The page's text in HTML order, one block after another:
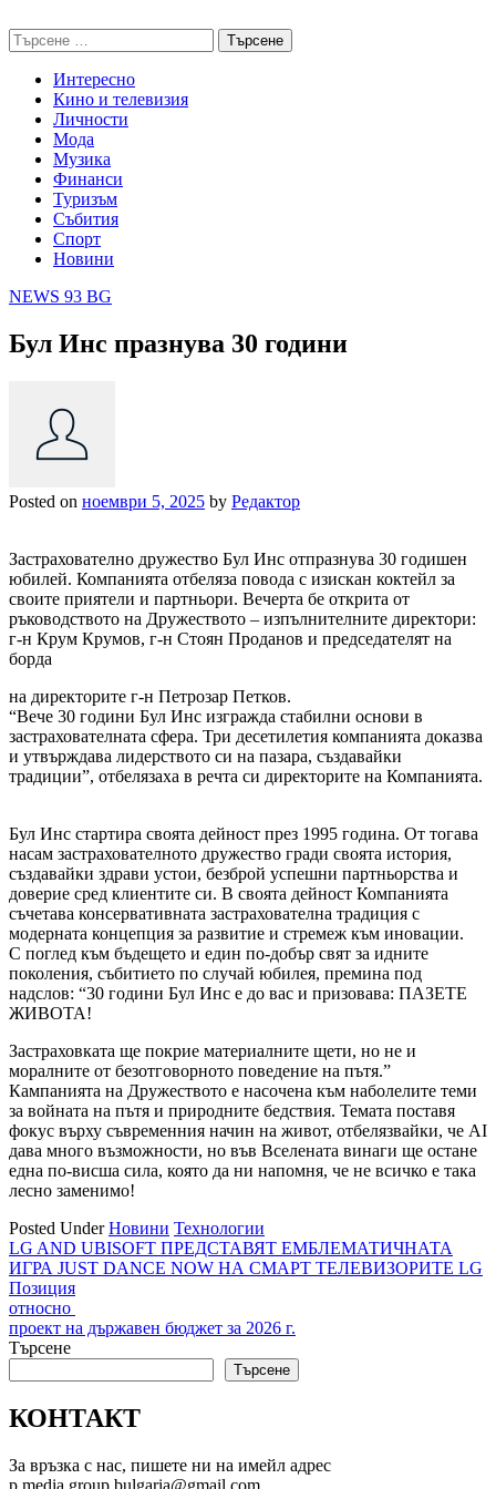
to
content
Търсене
за:
Интересно
Кино и телевизия
Личности
Мода
Музика
Финанси
Туризъм
Събития
Спорт
Новини
NEWS 93 BG
Бул Инс празнува 30 години
Posted on ноември 5, 2025 by Редактор
Застрахователно дружество Бул Инс отпразнува 30 годишен
юбилей. Компанията отбеляза повода с изискан коктейл за
своите приятели и партньори. Вечерта бе открита от
ръководството на Дружеството – изпълнителните директори:
г-н Крум Крумов, г-н Стоян Проданов и председателят на
борда
на директорите г-н Петрозар Петков.
“Вече 30 години Бул Инс изгражда стабилни основи в
застрахователната сфера. Три десетилетия компанията доказва
и утвърждава лидерството си на пазара, създавайки
традиции”, отбелязаха в речта си директорите на Компанията.
Бул Инс стартира своята дейност през 1995 година. От тогава
насам застрахователното дружество гради своята история,
създавайки здрави устои, безброй успешни партньорства и
доверие сред клиентите си. В своята дейност Компанията
съчетава консервативната застрахователна традиция с
модерната концепция за развитие и стремеж към иновации.
С поглед към бъдещето и един по-добър свят за идните
поколения, събитието по случай юбилея, премина под
надслов: “30 години Бул Инс е до вас и призовава: ПАЗЕТЕ
ЖИВОТА!
Застраховката ще покрие материалните щети, но не и
моралните от безотговорното поведение на пътя.”
Кампанията на Дружеството е насочена към наболелите теми
за войната на пътя и природните бедствия. Темата поставя
фокус върху съвременния начин на живот, отбелязвайки, че AI
дава много възможности, но във Вселената винаги ще остане
една по-висша сила, която да ни напомня, че не всичко е така
лесно заменимо!
Posted UnderНовини Технологии
Навигация
LG AND UBISOFT ПРЕДСТАВЯТ ЕМБЛЕМАТИЧНАТА
ИГРА JUST DANCE NOW НА СМАРТ ТЕЛЕВИЗОРИТЕ LG
Позиция
относно
проект на държавен бюджет за 2026 г.
Търсене
Търсене
КОНТАКТ
За връзка с нас, пишете ни на имейл адрес
p.media.group.bulgaria@gmail.com